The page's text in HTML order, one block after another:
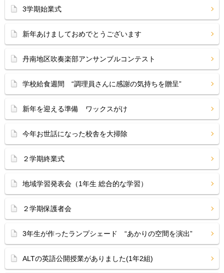
3学期始業式
新年あけましておめでとうございます
丹南地区吹奏楽部アンサンブルコンテスト
学校給食週間 “調理員さんに感謝の気持ちを贈呈”
新年を迎える準備 ワックスがけ
今年お世話になった校舎を大掃除
２学期終業式
地域学習発表会（1年生 総合的な学習）
２学期保護者会
3年生が作ったランプシェード “あかりの空間を演出”
ALTの英語公開授業がありました(1年2組)